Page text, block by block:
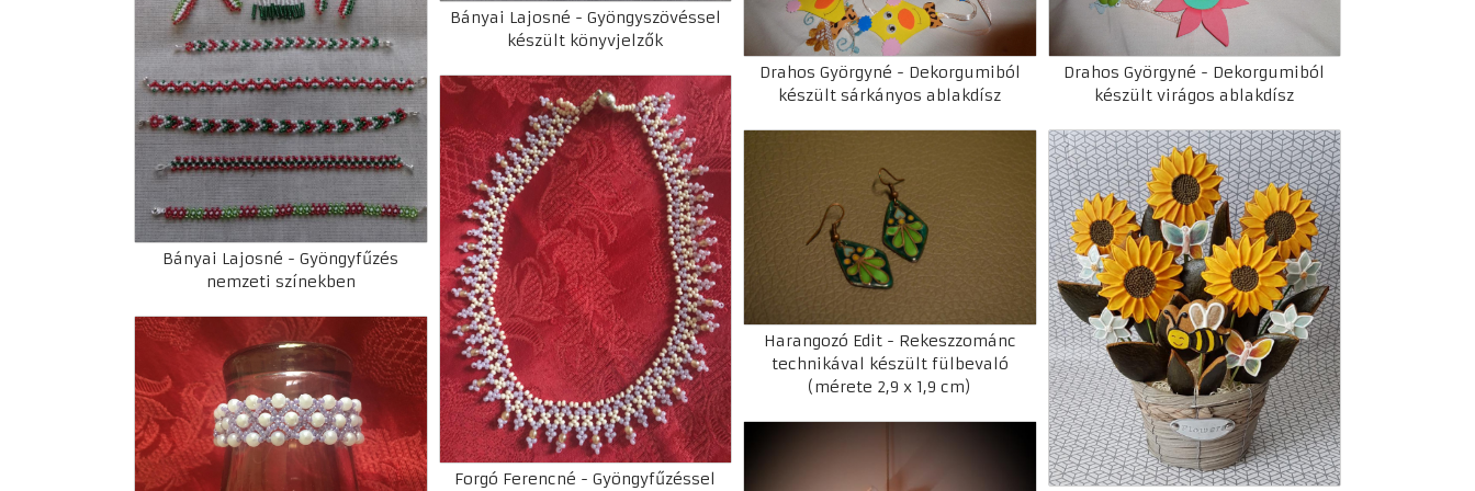
Bányai Lajosné - Gyöngyfűzés
nemzeti színekben
Bányai Lajosné - Gyöngyszövéssel
készült könyvjelzők
Forgó Ferencné - Gyöngyfűzéssel
Drahos Györgyné - Dekorgumiból
készült sárkányos ablakdísz
Harangozó Edit - Rekeszzománc
technikával készült fülbevaló
(mérete 2,9 x 1,9 cm)
Drahos Györgyné - Dekorgumiból
készült virágos ablakdísz